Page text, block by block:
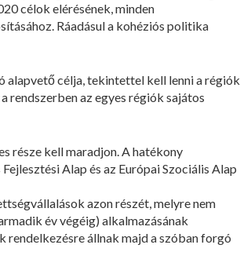
célok elérésének, minden
Ráadásul a kohéziós politika
alapvető célja, tekintettel kell lenni a régiók
rendszerben az egyes régiók sajátos
része kell maradjon. A hatékony
Alap és az Európai Szociális Alap
azon részét, melyre nem
év végéig) alkalmazásának
állnak majd a szóban forgó